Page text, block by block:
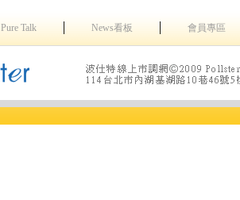
Pure Talk News看板 會員專區